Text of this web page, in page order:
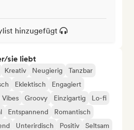
hinzugefügt
sie liebt
Kreativ Neugierig
Tanzbar
Eklektisch
Engagiert
Groovy Einzigartig
Lo-fi
Entspannend
Romantisch
Unterirdisch Positiv Seltsam